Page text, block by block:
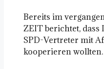
Bereits im
ZEIT berichtet, dass
SPD-Vertreter mit
kooperieren wollten.